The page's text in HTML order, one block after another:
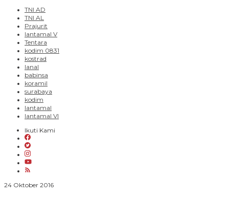
TNI AD
TNI AL
Prajurit
lantamal V
Tentara
kodim 0831
kostrad
lanal
babinsa
koramil
surabaya
kodim
lantamal
lantamal VI
Ikuti Kami
24 Oktober 2016oleh